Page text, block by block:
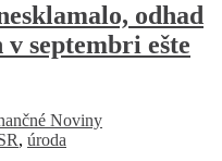
odhad
septembri ešte
Noviny
, úroda